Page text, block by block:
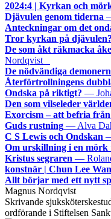
2024:4 | Kyrkan och
Djävulen genom tiderna
Anteckningar om det
Tror kyrkan på djävulen?
De som åkt räkmacka
Nordqvist
De nödvändiga
Återförtrollningens
Ondska på riktigt? —
Den som vilseleder
Exorcism – att befria
Guds rustning — Alva
C S Lewis och Ondskan
Om urskillning i en mörk
Kristus segraren —
konstnär | Chun Lee
Allt börjar med ett nytt
Magnus Nordqvist
Skrivande
ordförande i Stiftelsen